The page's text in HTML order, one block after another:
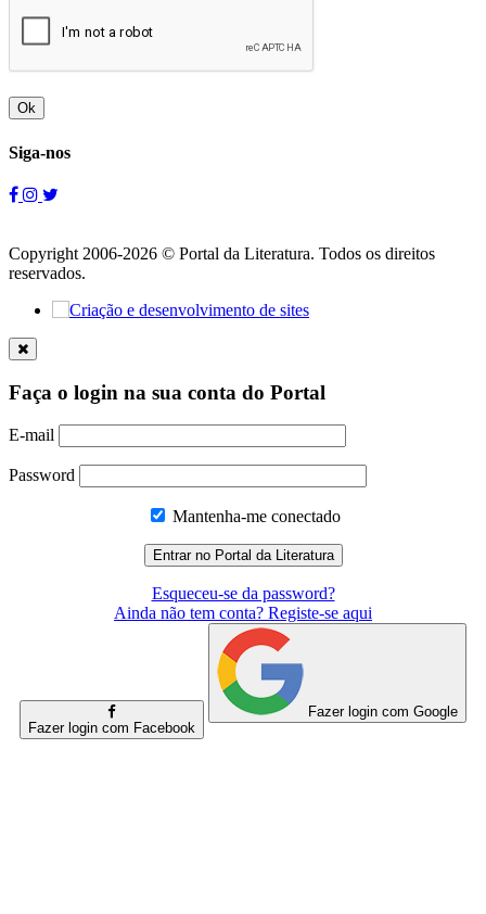
Ok
Siga-nos
Copyright 2006-2026 © Portal da Literatura. Todos os direitos
reservados.
Faça o login na sua conta do Portal
E-mail
Password
Mantenha-me conectado
Esqueceu-se da password?
Ainda não tem conta? Registe-se aqui
Fazer login com Facebook
Fazer login com Google